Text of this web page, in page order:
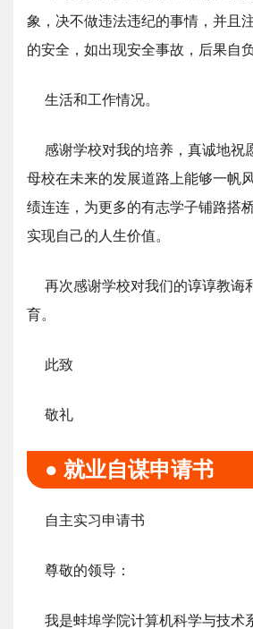
象，决不做违法违纪的事情，并且
的安全，如出现安全事故，后果自负
生活和工作情况。
感谢学校对我的培养，真诚地祝
母校在未来的发展道路上能够一帆
绩连连，为更多的有志学子铺路搭
实现自己的人生价值。
再次感谢学校对我们的谆谆教诲
育。
此致
敬礼
● 就业自谋申请书
自主实习申请书
尊敬的领导：
我是蚌埠学院计算机科学与技术